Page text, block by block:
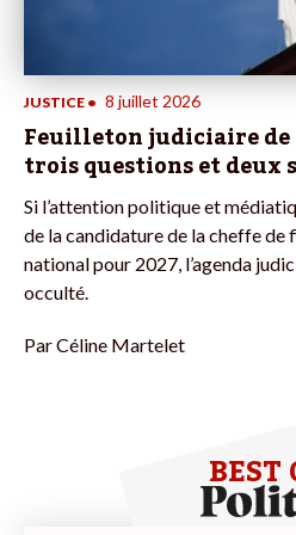
JUSTICE • 8 juillet 2026
Feuilleton judiciaire de
trois questions et deux
Si l’attention politique et
de la candidature de la cheffe de
national pour 2027, l’agenda
occulté.
ParCéline Martelet
BEST